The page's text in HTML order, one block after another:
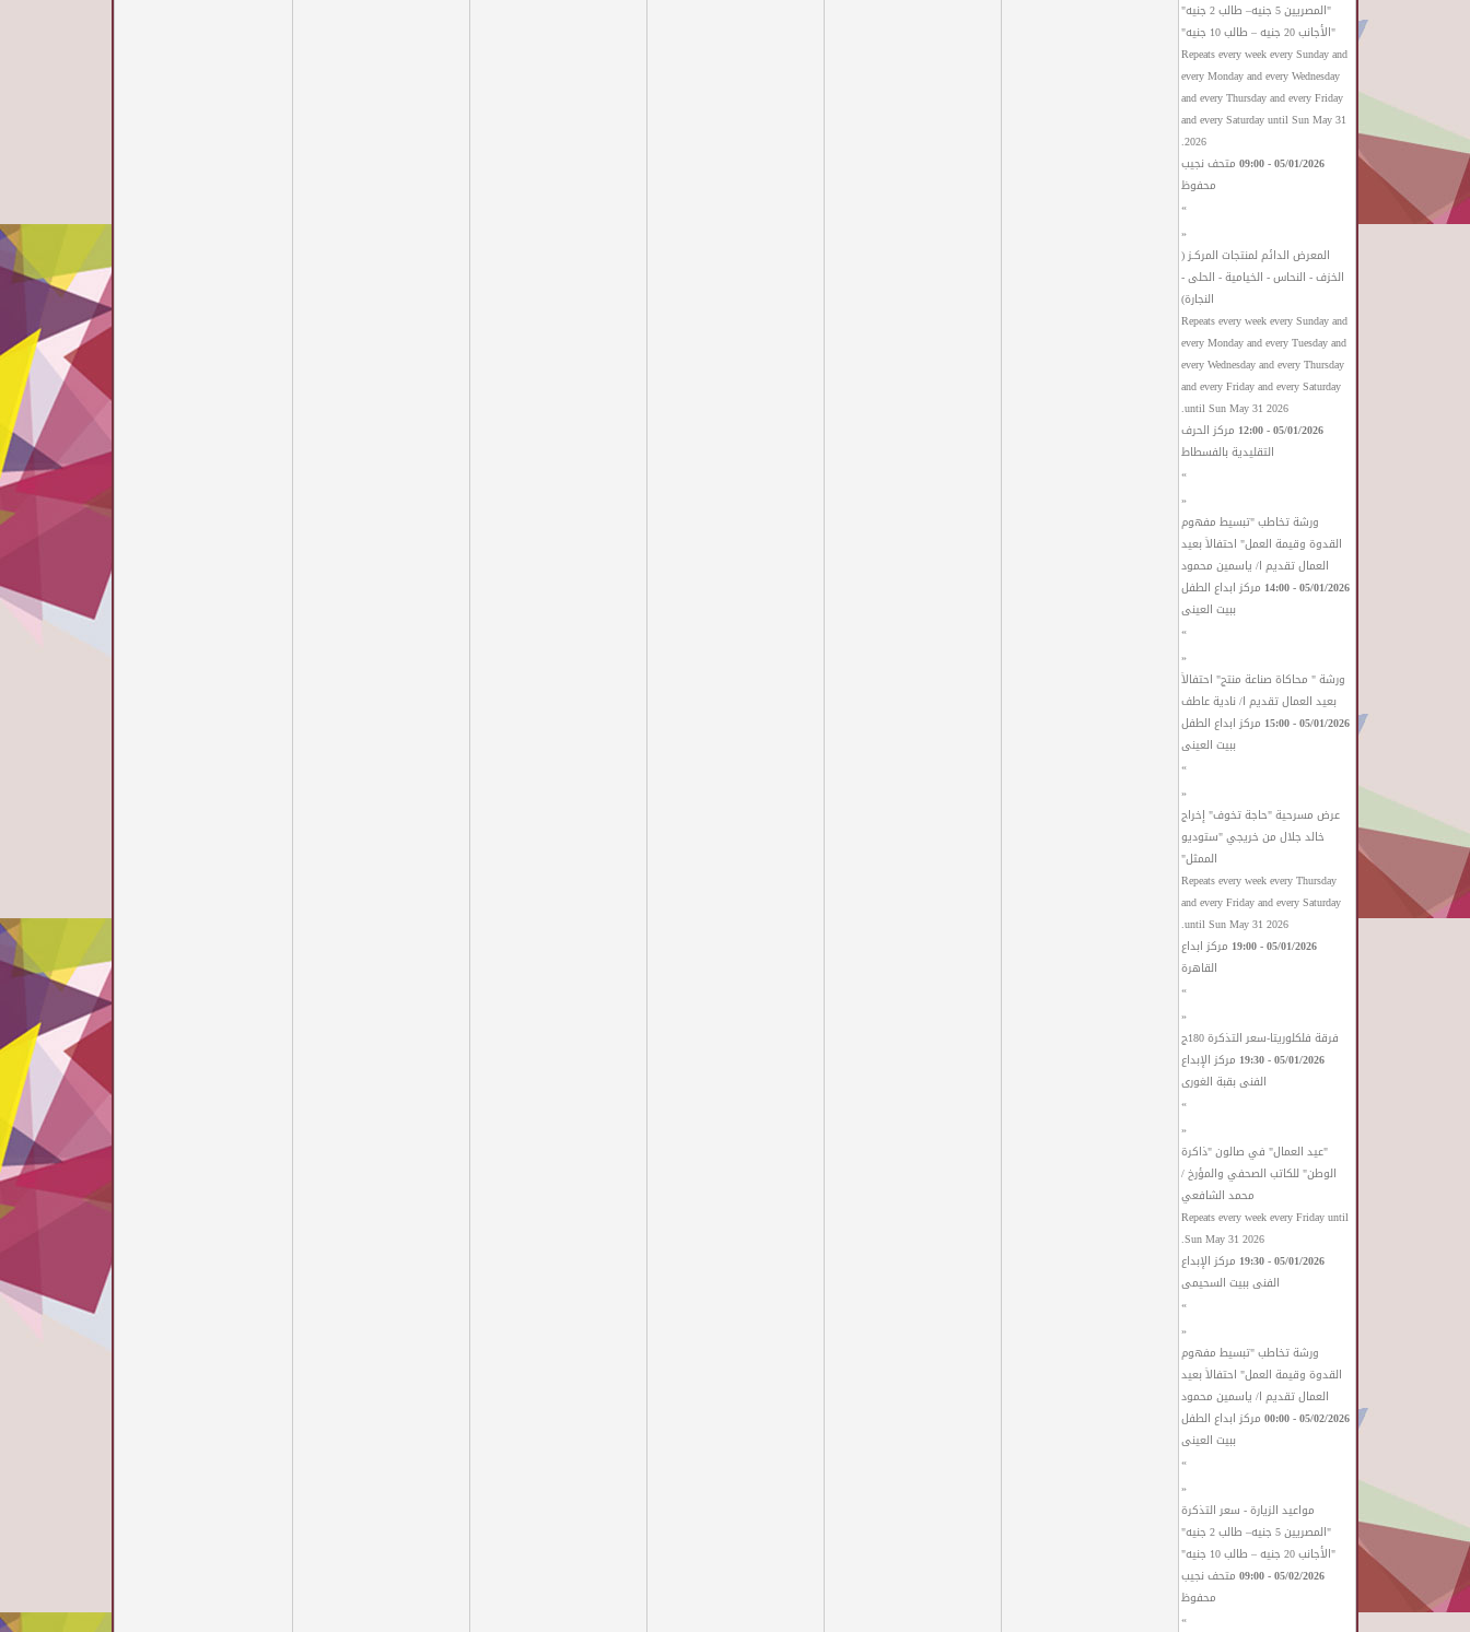
"المصريين 5 جنيه– طالب 2 جنيه"
"الأجانب 20 جنيه – طالب 10 جنيه"
Repeats every week every Sunday and
every Monday and every Wednesday
and every Thursday and every Friday
and every Saturday until Sun May 31
2026.
05/01/2026 - 09:00
متحف نجيب
محفوظ
»
«
المعرض الدائم لمنتجات المركـز (
الخزف - النحاس - الخيامية - الحلى -
النجارة)
Repeats every week every Sunday and
every Monday and every Tuesday and
every Wednesday and every Thursday
and every Friday and every Saturday
until Sun May 31 2026.
05/01/2026 - 12:00
مركز الحرف
التقليدية بالفسطاط
»
«
ورشة تخاطب "تبسيط مفهوم
القدوة وقيمة العمل" احتفالاً بعيد
العمال تقديم ا/ ياسمين محمود
05/01/2026 - 14:00
مركز ابداع الطفل
ببيت العينى
»
«
ورشة " محاكاة صناعة منتج" احتفالاً
بعيد العمال تقديم ا/ نادية عاطف
05/01/2026 - 15:00
مركز ابداع الطفل
ببيت العينى
»
«
عرض مسرحية "حاجة تخوف" إخراج
خالد جلال من خريجي "ستوديو
الممثل"
Repeats every week every Thursday
and every Friday and every Saturday
until Sun May 31 2026.
05/01/2026 - 19:00
مركز ابداع
القاهرة
»
«
فرقة فلكلوريتا-سعر التذكرة 180ج
05/01/2026 - 19:30
مركز الإبداع
الفنى بقبة الغورى
»
«
"عيد العمال" في صالون "ذاكرة
الوطن" للكاتب الصحفي والمؤرخ /
محمد الشافعي
Repeats every week every Friday until
Sun May 31 2026.
05/01/2026 - 19:30
مركز الإبداع
الفنى ببيت السحيمى
»
«
ورشة تخاطب "تبسيط مفهوم
القدوة وقيمة العمل" احتفالاً بعيد
العمال تقديم ا/ ياسمين محمود
05/02/2026 - 00:00
مركز ابداع الطفل
ببيت العينى
»
«
مواعيد الزيارة - سعر التذكرة
"المصريين 5 جنيه– طالب 2 جنيه"
"الأجانب 20 جنيه – طالب 10 جنيه"
05/02/2026 - 09:00
متحف نجيب
محفوظ
»